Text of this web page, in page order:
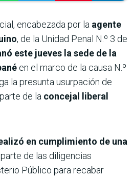
encabezada por la agente
, de la Unidad Penal N.º 3 de
este jueves la sede de la
en el marco de la causa N.º
la presunta usurpación de
de la concejal liberal
en cumplimiento de una
de las diligencias
Público para recabar